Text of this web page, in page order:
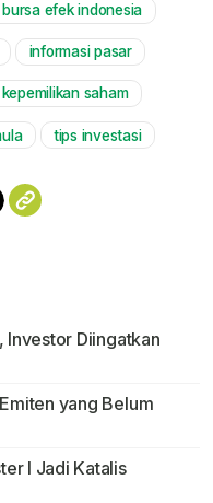
Mute
bursa efek indonesia
informasi pasar
kepemilikan saham
tips investasi
Investor Diingatkan
yang Belum
I Jadi Katalis